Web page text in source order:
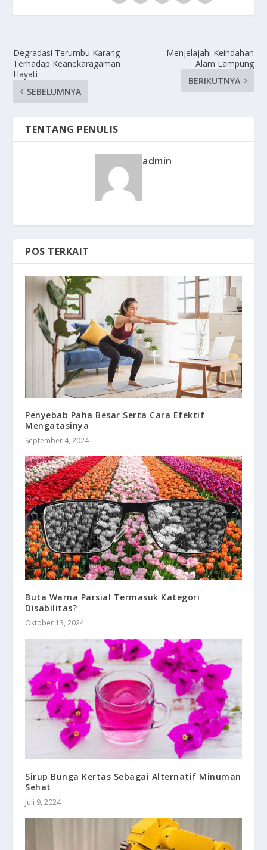
Degradasi Terumbu Karang
Terhadap Keanekaragaman
Hayati
SEBELUMNYA
Menjelajahi Keindahan
Alam Lampung
BERIKUTNYA
TENTANG PENULIS
admin
POS TERKAIT
Penyebab Paha Besar Serta Cara Efektif
Mengatasinya
September 4, 2024
Buta Warna Parsial Termasuk Kategori
Disabilitas?
Oktober 13, 2024
Sirup Bunga Kertas Sebagai Alternatif Minuman
Sehat
Juli 9, 2024